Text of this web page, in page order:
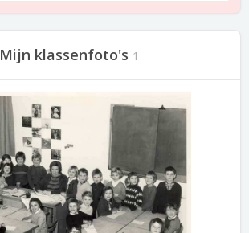
Mijn klassenfoto's 1